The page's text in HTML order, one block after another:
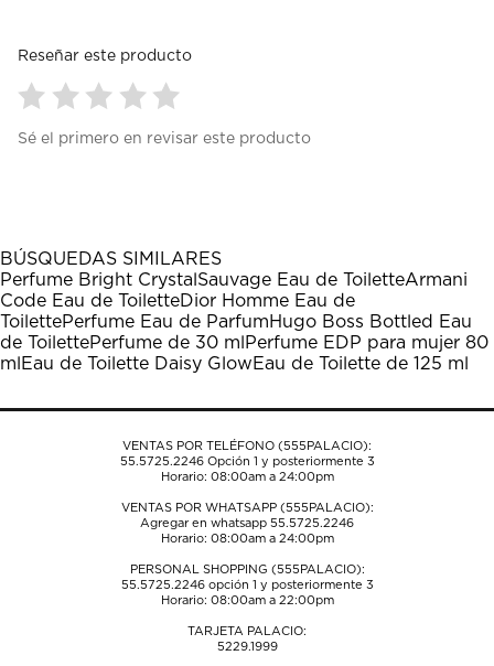
Reseñar este producto
para
1
estrella
Esta
acción
abrirá
el
formulario
envío.
para
estrellas.
Esta
acción
abrirá
el
formulario
envío.
para
estrellas.
Esta
acción
abrirá
el
formulario
envío.
para
estrellas.
Esta
acción
abrirá
el
formulario
envío.
para
estrellas.
Esta
acción
abrirá
el
formulario
envío.
Sé el primero en revisar este producto
BÚSQUEDAS SIMILARES
Perfume Bright Crystal Sauvage Eau de ToiletteArmani
Code Eau de ToiletteDior Homme Eau de
ToilettePerfume Eau de ParfumHugo Boss Bottled Eau
de ToilettePerfume de 30 ml Perfume EDP para mujer 80
ml Eau de Toilette Daisy GlowEau de Toilette de 125 ml
VENTAS POR TELÉFONO (555PALACIO):
55.5725.2246Opción 1 y posteriormente 3
Horario: 08:00am a 24:00pm
VENTAS POR WHATSAPP (555PALACIO):
Agregar en whatsapp 55.5725.2246
Horario: 08:00am a 24:00pm
PERSONAL SHOPPING (555PALACIO):
55.5725.2246opción 1 y posteriormente 3
Horario: 08:00am a 22:00pm
TARJETA PALACIO:
5229.1999